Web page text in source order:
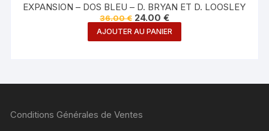
EXPANSION – DOS BLEU – D. BRYAN ET D. LOOSLEY
36.00€ Le
prix
initial
était :
24.00 €Le
prix
actuel
est :
AJOUTER AU PANIER
Conditions Générales de Ventes